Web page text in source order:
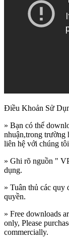
Điều Khoản Sử
» Bạn có thể
nhuận,trong trường
liên hệ với chúng
» Ghi rõ nguồn "
dụng.
» Tuân thủ các
quyền.
» Free downloads
only, Please
commercially.